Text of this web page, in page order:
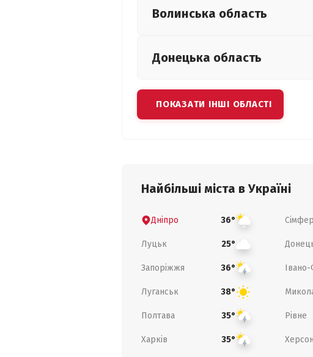
Волинська область
Донецька область
ПОКАЗАТИ ІНШІ ОБЛАСТІ
Найбільші міста в Україні
Дніпро 36°
Луцьк 25°
Запоріжжя 36°
Луганськ 38°
Полтава 35° Рівне
Харків 35° Херсон